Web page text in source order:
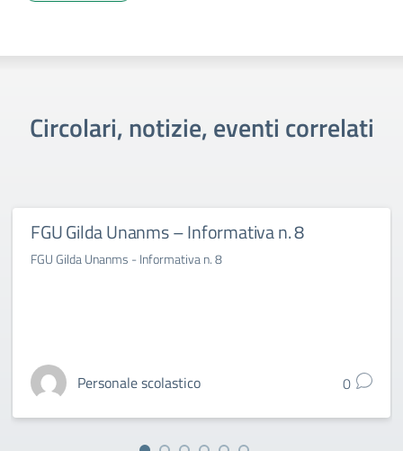
Circolari, notizie, eventi correlati
FGU Gilda Unanms – Informativa n. 8
FGU Gilda Unanms - Informativa n. 8
Personale scolastico 0